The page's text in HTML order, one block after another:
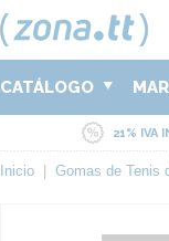
CATÁLOGO
21% IVA
Inicio Gomas de Tenis